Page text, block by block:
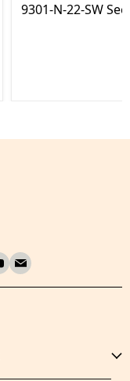
9301-N-22-SW